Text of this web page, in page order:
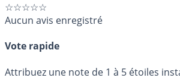
☆☆☆☆☆
Aucun avis enregistré
Vote rapide
Attribuez une note de 1 à 5 étoiles